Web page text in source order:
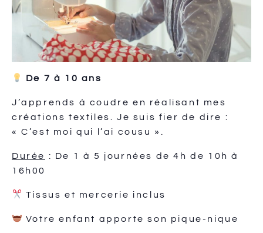
De 7 à 10 ans
J’apprends à coudre en réalisant mes
créations textiles. Je suis fier de dire :
« C’est moi qui l’ai cousu ».
Durée : De 1 à 5 journées de 4h de 10h à
16h00
Tissus et mercerie inclus
Votre enfant apporte son pique-nique